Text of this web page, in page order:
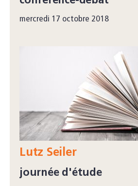
mercredi 17 octobre 2018
Lutz Seiler
journée d'étude